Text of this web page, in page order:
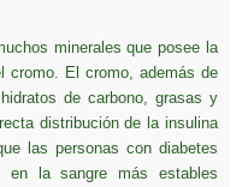
minerales que posee la
cromo. El cromo, además de
de carbono, grasas y
distribución de la insulina
las personas con diabetes
en la sangre más estables